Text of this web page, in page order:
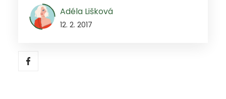
Adéla Lišková
12. 2. 2017